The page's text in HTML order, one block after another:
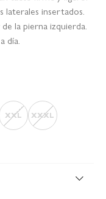
laterales insertados.
la pierna izquierda.
día.
XXL XXXL